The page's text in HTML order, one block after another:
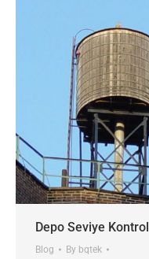
Depo Seviye
Blog By bqtek